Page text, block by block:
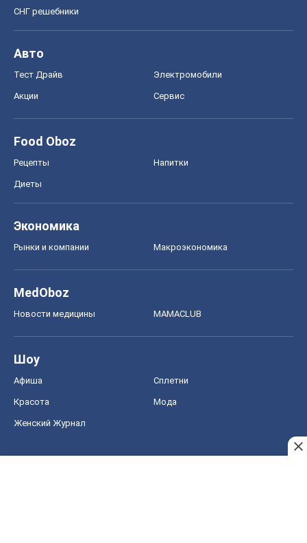
СНГ решебники
Авто
Тест Драйв Электромобили
Акции Сервис
Food Oboz
Рецепты Напитки
Диеты
Экономика
Рынки и компании Mакроэкономика
MedOboz
Новости медицины MAMACLUB
Шоу
Афиша Сплетни
Красота Мода
Женский Журнал